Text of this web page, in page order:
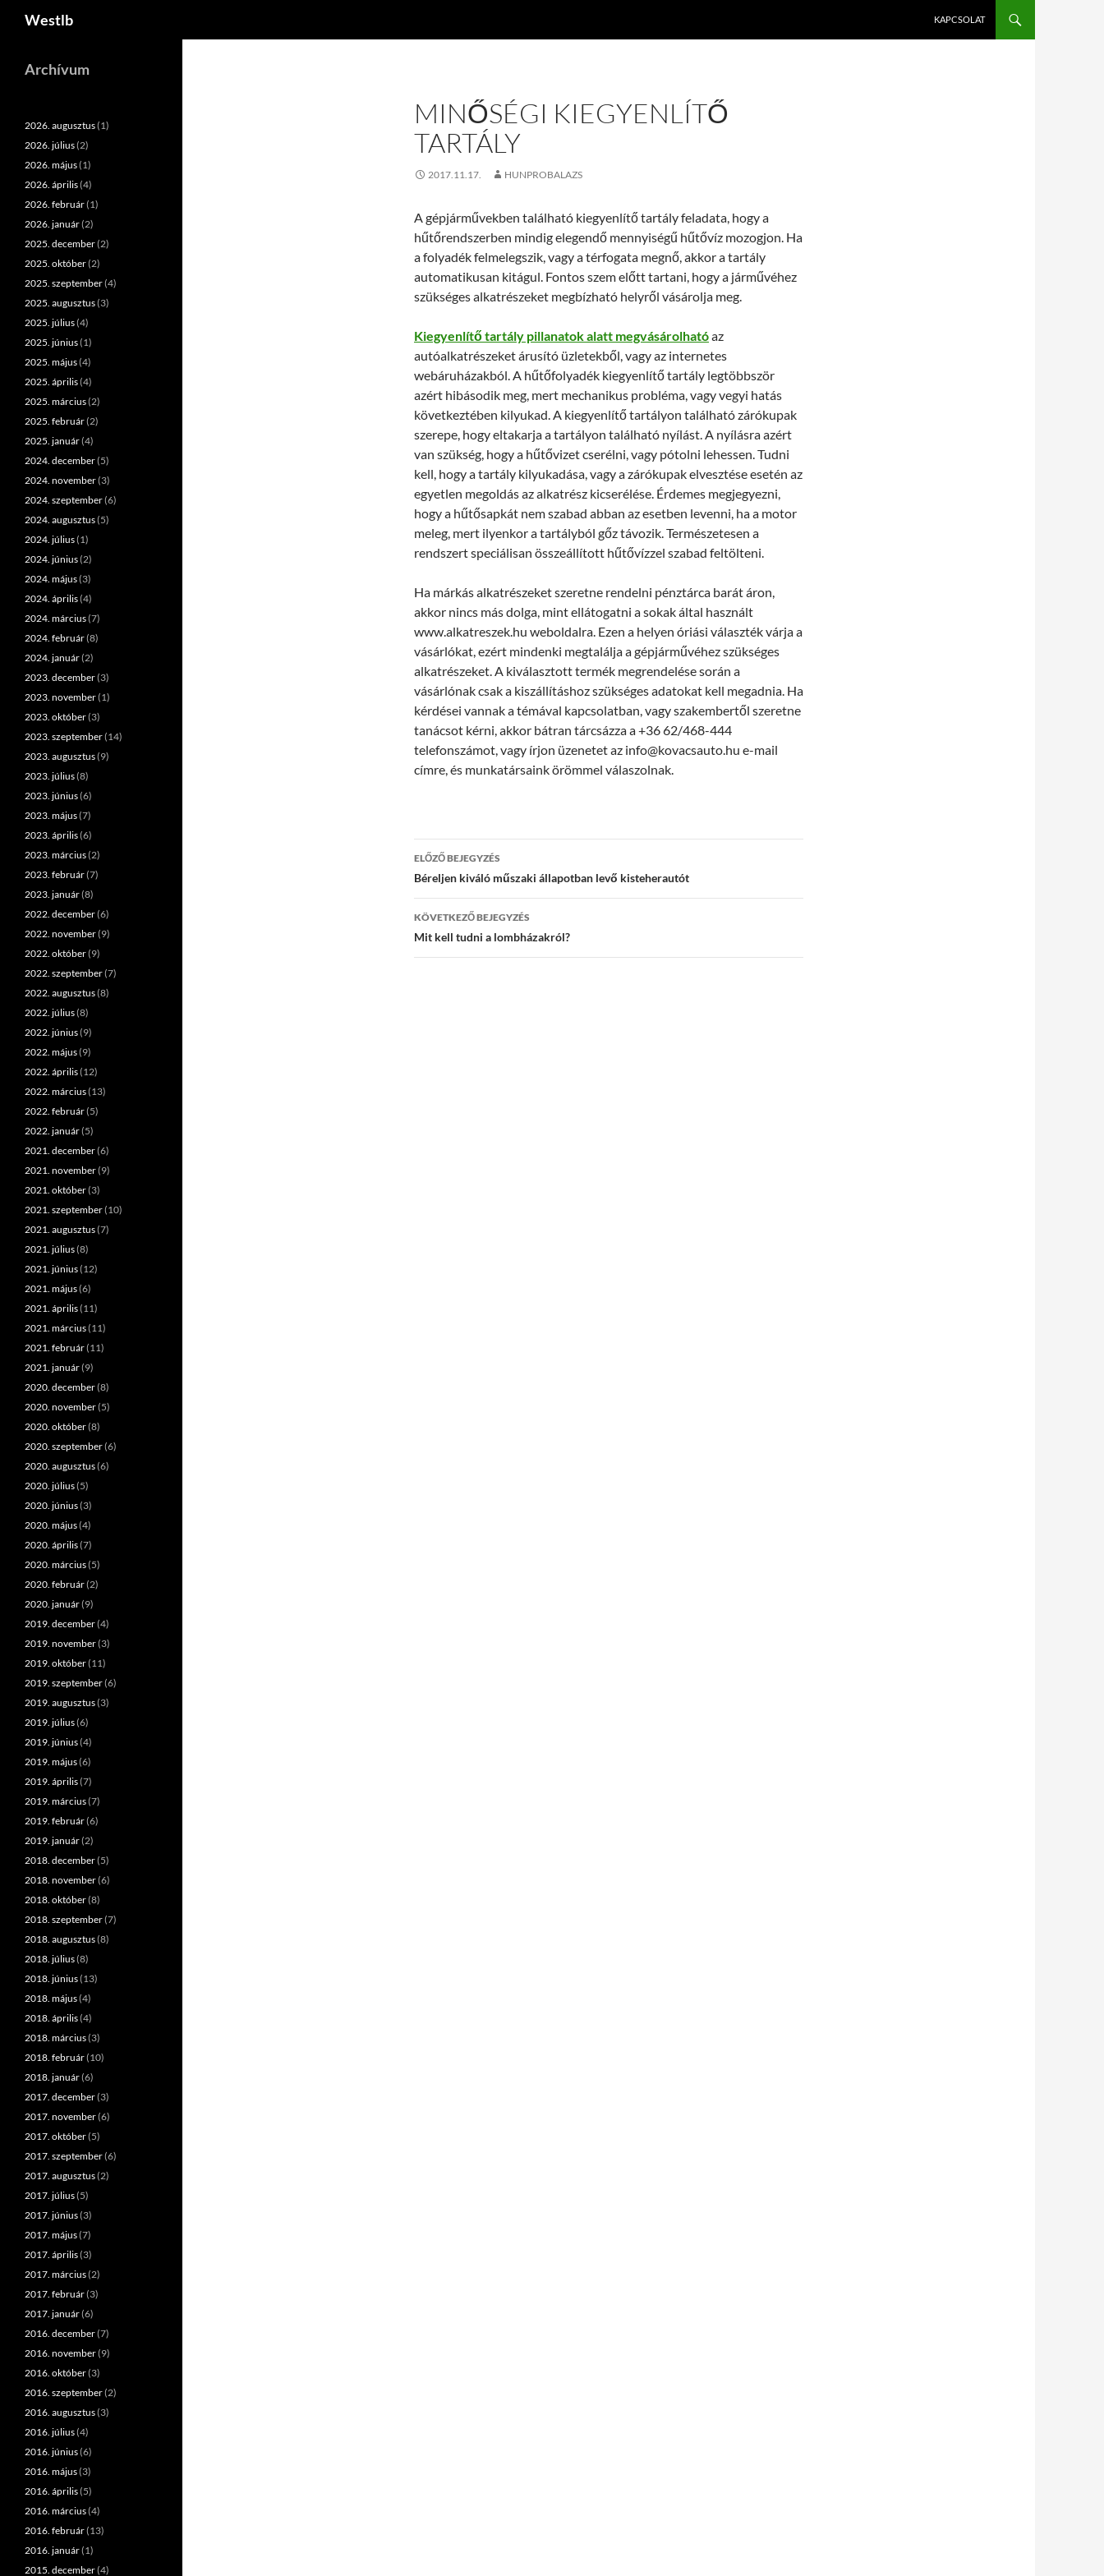
Westlb KAPCSOLAT
MINŐSÉGI KIEGYENLÍTŐ
TARTÁLY
2017.11.17. HUNPROBALAZS
A gépjárművekben található kiegyenlítő tartály feladata, hogy a
hűtőrendszerben mindig elegendő mennyiségű hűtővíz mozogjon. Ha
a folyadék felmelegszik, vagy a térfogata megnő, akkor a tartály
automatikusan kitágul. Fontos szem előtt tartani, hogy a járművéhez
szükséges alkatrészeket megbízható helyről vásárolja meg.
Kiegyenlítő tartály pillanatok alatt megvásárolhatóaz
autóalkatrészeket árusító üzletekből, vagy az internetes
webáruházakból. A hűtőfolyadék kiegyenlítő tartály legtöbbször
azért hibásodik meg, mert mechanikus probléma, vagy vegyi hatás
következtében kilyukad. A kiegyenlítő tartályon található zárókupak
szerepe, hogy eltakarja a tartályon található nyílást. A nyílásra azért
van szükség, hogy a hűtővizet cserélni, vagy pótolni lehessen. Tudni
kell, hogy a tartály kilyukadása, vagy a zárókupak elvesztése esetén az
egyetlen megoldás az alkatrész kicserélése. Érdemes megjegyezni,
hogy a hűtősapkát nem szabad abban az esetben levenni, ha a motor
meleg, mert ilyenkor a tartályból gőz távozik. Természetesen a
rendszert speciálisan összeállított hűtővízzel szabad feltölteni.
Ha márkás alkatrészeket szeretne rendelni pénztárca barát áron,
akkor nincs más dolga, mint ellátogatni a sokak által használt
www.alkatreszek.hu weboldalra. Ezen a helyen óriási választék várja a
vásárlókat, ezért mindenki megtalálja a gépjárművéhez szükséges
alkatrészeket. A kiválasztott termék megrendelése során a
vásárlónak csak a kiszállításhoz szükséges adatokat kell megadnia. Ha
kérdései vannak a témával kapcsolatban, vagy szakembertől szeretne
tanácsot kérni, akkor bátran tárcsázza a +36 62/468-444
telefonszámot, vagy írjon üzenetet az info@kovacsauto.hu e-mail
címre, és munkatársaink örömmel válaszolnak.
Bejegyzés
navigáció
ELŐZŐ BEJEGYZÉS
Béreljen kiváló műszaki állapotban levő kisteherautót
KÖVETKEZŐ BEJEGYZÉS
Mit kell tudni a lombházakról?
Archívum
2026. augusztus(1)
2026. július(2)
2026. május(1)
2026. április(4)
2026. február(1)
2026. január(2)
2025. december(2)
2025. október(2)
2025. szeptember(4)
2025. augusztus(3)
2025. július(4)
2025. június(1)
2025. május(4)
2025. április(4)
2025. március(2)
2025. február(2)
2025. január(4)
2024. december(5)
2024. november(3)
2024. szeptember(6)
2024. augusztus(5)
2024. július(1)
2024. június(2)
2024. május(3)
2024. április(4)
2024. március(7)
2024. február(8)
2024. január(2)
2023. december(3)
2023. november(1)
2023. október(3)
2023. szeptember(14)
2023. augusztus(9)
2023. július(8)
2023. június(6)
2023. május(7)
2023. április(6)
2023. március(2)
2023. február(7)
2023. január(8)
2022. december(6)
2022. november(9)
2022. október(9)
2022. szeptember(7)
2022. augusztus(8)
2022. július(8)
2022. június(9)
2022. május(9)
2022. április(12)
2022. március(13)
2022. február(5)
2022. január(5)
2021. december(6)
2021. november(9)
2021. október(3)
2021. szeptember(10)
2021. augusztus(7)
2021. július(8)
2021. június(12)
2021. május(6)
2021. április(11)
2021. március(11)
2021. február(11)
2021. január(9)
2020. december(8)
2020. november(5)
2020. október(8)
2020. szeptember(6)
2020. augusztus(6)
2020. július(5)
2020. június(3)
2020. május(4)
2020. április(7)
2020. március(5)
2020. február(2)
2020. január(9)
2019. december(4)
2019. november(3)
2019. október(11)
2019. szeptember(6)
2019. augusztus(3)
2019. július(6)
2019. június(4)
2019. május(6)
2019. április(7)
2019. március(7)
2019. február(6)
2019. január(2)
2018. december(5)
2018. november(6)
2018. október(8)
2018. szeptember(7)
2018. augusztus(8)
2018. július(8)
2018. június(13)
2018. május(4)
2018. április(4)
2018. március(3)
2018. február(10)
2018. január(6)
2017. december(3)
2017. november(6)
2017. október(5)
2017. szeptember(6)
2017. augusztus(2)
2017. július(5)
2017. június(3)
2017. május(7)
2017. április(3)
2017. március(2)
2017. február(3)
2017. január(6)
2016. december(7)
2016. november(9)
2016. október(3)
2016. szeptember(2)
2016. augusztus(3)
2016. július(4)
2016. június(6)
2016. május(3)
2016. április(5)
2016. március(4)
2016. február(13)
2016. január(1)
2015. december(4)